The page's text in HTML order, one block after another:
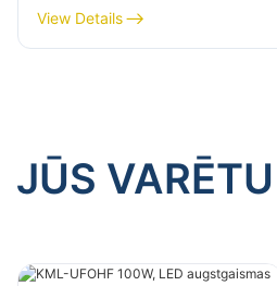
piegādātājs iekštelpām,
piemēram, rūpnīcu ēkām
View Details
JŪS